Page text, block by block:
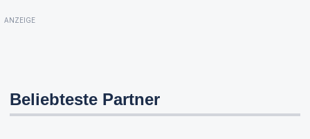
ANZEIGE
Beliebteste Partner